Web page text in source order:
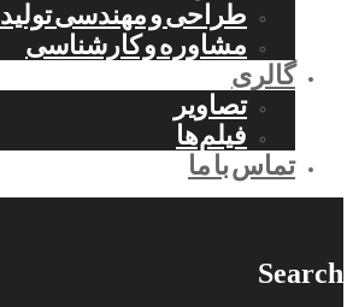
طراحی و مهندسی تولید
مشاوره و کارشناسی
گالری
تصاویر
فیلم‌ها
تماس با ما
Search